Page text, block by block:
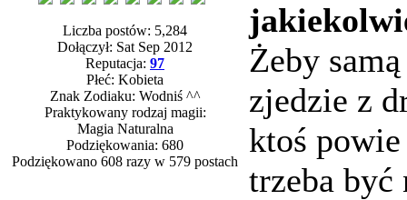
Liczba postów: 5,284
Dołączył: Sat Sep 2012
Reputacja: 97
Płeć: Kobieta
Znak Zodiaku: Wodniś ^^
Praktykowany rodzaj magii:
Magia Naturalna
Podziękowania: 680
Podziękowano 608 razy w 579 postach
Żeby
zjedzie z
ktoś
trzeba być